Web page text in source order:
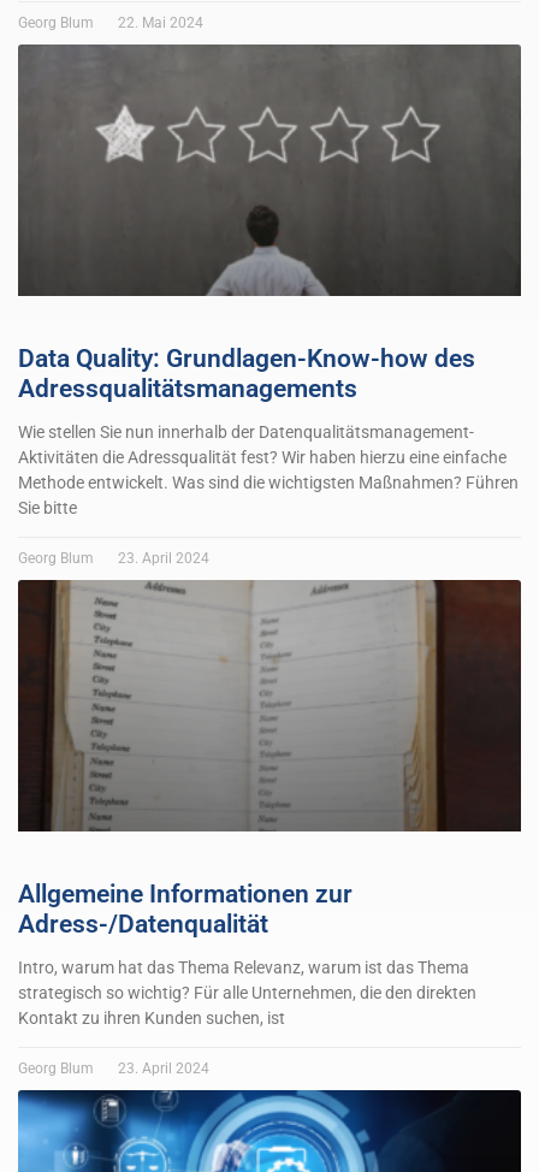
Georg Blum 22. Mai 2024
Data Quality: Grundlagen-Know-how des
Adressqualitätsmanagements
Wie stellen Sie nun innerhalb der Datenqualitätsmanagement-
Aktivitäten die Adressqualität fest? Wir haben hierzu eine einfache
Methode entwickelt. Was sind die wichtigsten Maßnahmen? Führen
Sie bitte
Georg Blum 23. April 2024
Allgemeine Informationen zur
Adress-/Datenqualität
Intro, warum hat das Thema Relevanz, warum ist das Thema
strategisch so wichtig? Für alle Unternehmen, die den direkten
Kontakt zu ihren Kunden suchen, ist
Georg Blum 23. April 2024